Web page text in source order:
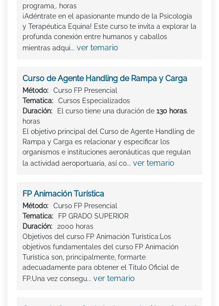
programa,. horas
¡Adéntrate en el apasionante mundo de la Psicología
y Terapéutica Equina! Este curso te invita a explorar la
profunda conexión entre humanos y caballos
mientras adqui... ver temario
Curso de Agente Handling de Rampa y Carga
Método:
Curso FP Presencial
Tematica:
Cursos Especializados
Duración:
El curso tiene una duración de 130 horas.
horas
El objetivo principal del Curso de Agente Handling de
Rampa y Carga es relacionar y especificar los
organismos e instituciones aeronáuticas que regulan
la actividad aeroportuaria, así co... ver temario
FP Animación Turística
Método:
Curso FP Presencial
Tematica:
FP GRADO SUPERIOR
Duración:
2000 horas
Objetivos del curso FP Animación Turística:Los
objetivos fundamentales del curso FP Animación
Turística son, principalmente, formarte
adecuadamente para obtener el Titulo Oficial de
FP.Una vez consegu... ver temario